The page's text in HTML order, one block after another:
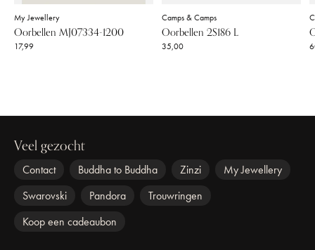
My Jewellery
Oorbellen MJ07334-1200
17,99
Camps & Camps
Oorbellen 2S186 L
35,00
Veel gezocht
Contact Buddha to Buddha Zinzi
My Jewellery
Swarovski
Pandora
Trouwringen
Koop een cadeaubon